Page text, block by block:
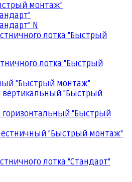
монтаж"
N
лотка "Быстрый
лотка "Быстрый
"Быстрый монтаж"
вертикальный "Быстрый
горизонтальный "Быстрый
"Быстрый монтаж"
лотка "Стандарт"